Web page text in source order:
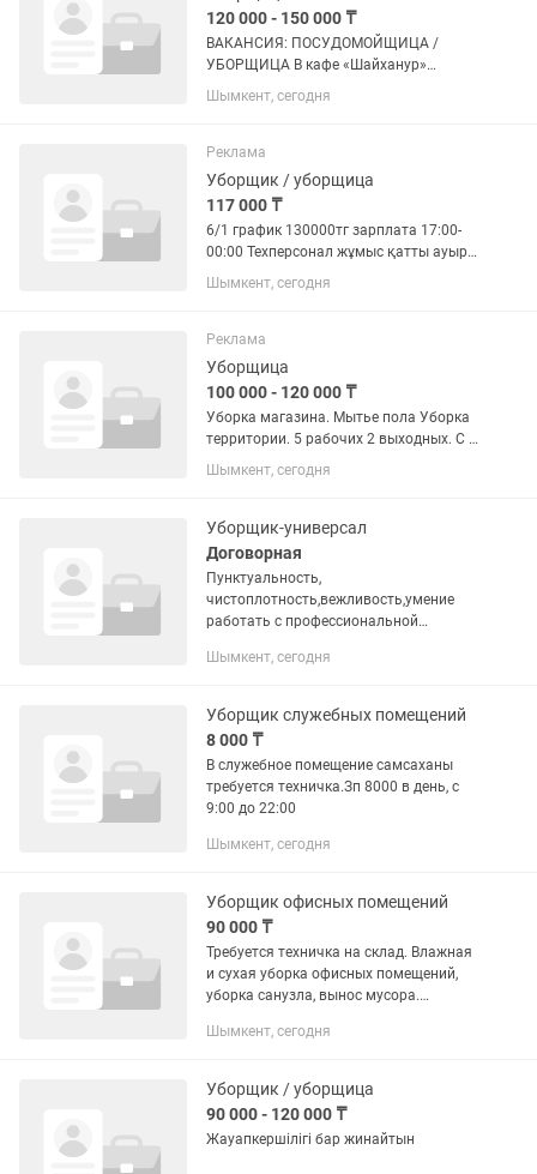
120 000 - 150 000 ₸
ВАКАНСИЯ: ПОСУДОМОЙЩИЦА /
УБОРЩИЦА В кафе «Шайханур»
требуется посудомойщица / уборщица.
Условия работы: График: 5/2 Рабочее
плата: от 120 000 до 150 000...
Шымкент, сегодня
Реклама
Уборщик / уборщица
117 000 ₸
6/1 график 130000тг зарплата 17:00-
00:00 Техперсонал жұмыс қатты ауыр
емес,жеңіл Адрес Толеметова 85
Шымкент, сегодня
Реклама
Уборщица
100 000 - 120 000 ₸
Уборка магазина. Мытье пола Уборка
территории. 5 рабочих 2 выходных. С 9
до 18. Возраст до 50 лет
Шымкент, сегодня
Уборщик-универсал
Договорная
Пунктуальность,
чистоплотность,вежливость,умение
работать с профессиональной
средствами(парогенераторы,моющие
приветствуется.
Шымкент, сегодня
Уборщик служебных помещений
8 000 ₸
В служебное помещение самсаханы
требуется техничка.Зп 8000 в день, с
9:00 до 22:00
Шымкент, сегодня
Уборщик офисных помещений
90 000 ₸
Требуется техничка на склад. Влажная
и сухая уборка офисных помещений,
уборка санузла, вынос мусора.
утра до 12:00 дня. Место работы:
Шымкент, сегодня
Уборщик / уборщица
90 000 - 120 000 ₸
Жауапкершілігі бар жинайтын